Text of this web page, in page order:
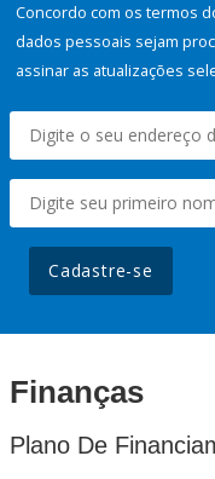
Concordo com os termos
dados pessoais sejam
assinar as atualizações
Cadastre-se
Finanças
Plano De